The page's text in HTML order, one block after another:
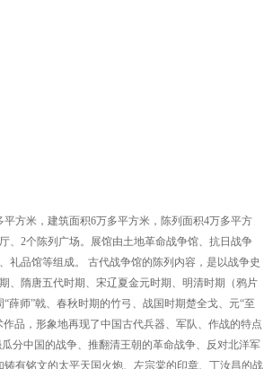
方米，建筑面积6万多平方米，陈列面积4万多平方
、2个陈列广场。展馆由土地革命战争馆、抗日战争
礼品馆等组成。 古代战争馆的陈列内容，是以战争史
、隋唐五代时期、宋辽夏金元时期、明清时期（鸦片
师”戟、春秋时期的竹弓、战国时期楚全戈、元“至
品，形象地再现了中国古代兵器、军队、作战的特点
分中国的战争、推翻清王朝的革命战争、反对北洋军
有铭文的太平天国火炮、左宗棠的印章、丁汝昌的战